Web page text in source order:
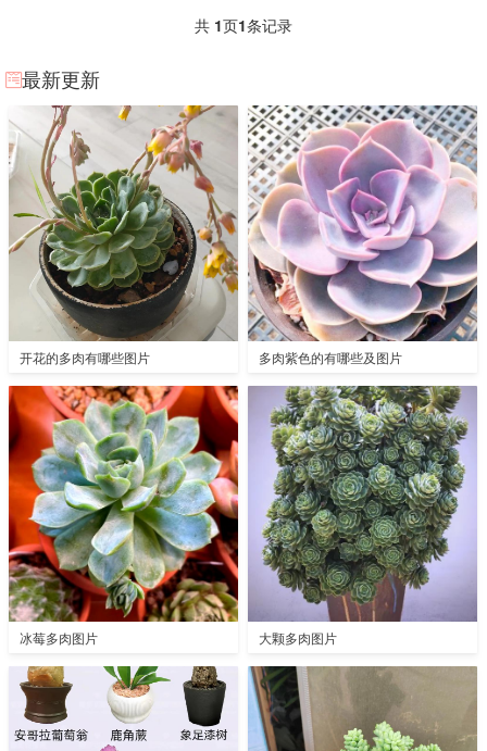
共 1页1条记录
最新更新
开花的多肉有哪些图片 多肉紫色的有哪些及图片
冰莓多肉图片 大颗多肉图片